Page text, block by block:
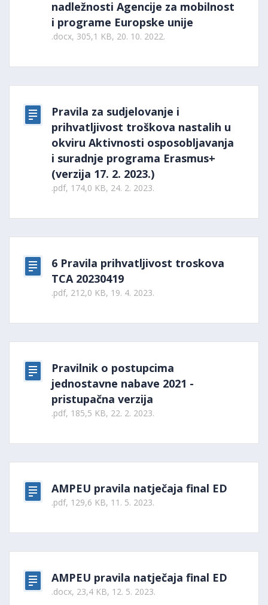
nadležnosti Agencije za mobilnost
i programe Europske unije
.docx, 305,1 KB, 20. 10. 2022.
Pravila za sudjelovanje i
prihvatljivost troškova nastalih u
okviru Aktivnosti osposobljavanja
i suradnje programa Erasmus+
(verzija 17. 2. 2023.)
.pdf, 174,0 KB, 24. 2. 2023.
6 Pravila prihvatljivost troskova
TCA 20230419
.pdf, 212,0 KB, 19. 4. 2023.
Pravilnik o postupcima
jednostavne nabave 2021 -
pristupačna verzija
.pdf, 185,5 KB, 22. 2. 2023.
AMPEU pravila natječaja final ED
.pdf, 129,6 KB, 11. 5. 2023.
AMPEU pravila natječaja final ED
.docx, 23,4 KB, 12. 5. 2023.